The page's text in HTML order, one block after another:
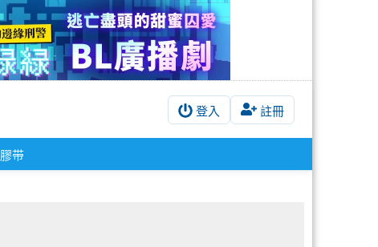
登入 註冊
膠带